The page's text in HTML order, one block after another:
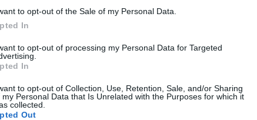
to opt-out of the Sale of my Personal Data.
In
to opt-out of processing my Personal Data for Targeted
In
to opt-out of Collection, Use, Retention, Sale, and/or Sharing
my Personal Data that Is Unrelated with the Purposes for which it
collected.
Out